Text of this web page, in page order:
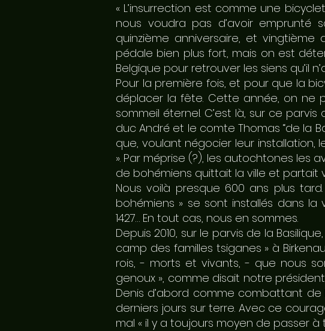
« L’insurrection est comme une
nous voudra pas d’avoir emprunté
quinzième anniversaire, et vingtième
pédale bien plus fort, mais on est
Belgique pour retrouver les siens qu’il
Pour la première fois, et pour que la
déplacer la fête. Cette année, on ne
sommeil éternel. C’est là, sur ce
duc André et le comte Thomas “de la
que, voulant négocier leur installation,
». Par méprise (?), les autochtones les
de bohémiens quittait la ville et partait
Nous voilà presque 600 ans plus
bohémiens » se sont installés dans
1427… En tout cas, nous en sommes.
Depuis 2010, sur le parvis de la
camp des familles tsiganes » à
rois, - morts et vivants, - que nous
genoux », comme disait notre
Denis d’abord comme combattant de
derniers jours sur terre. Avec ce
mal « il y a toujours moyen de passer à